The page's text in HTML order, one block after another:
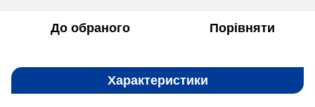
До обраного Порівняти
Характеристики